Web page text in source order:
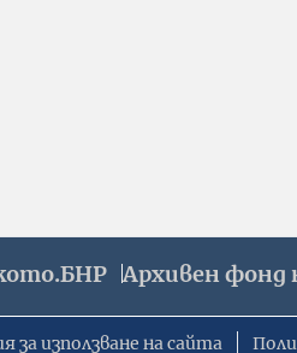
Архивен фонд
за използване на сайта